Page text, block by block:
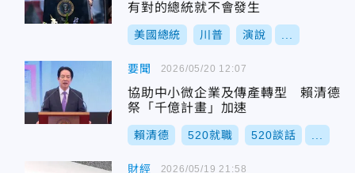
有對的總統就不會發生
美國總統 川普 演說
要聞
協助中小微企業及傳產轉型 賴清德
祭「千億計畫」加速
賴清德 520就職 520談話
2026/05/20 12:07
財經 2026/05/19 21:58